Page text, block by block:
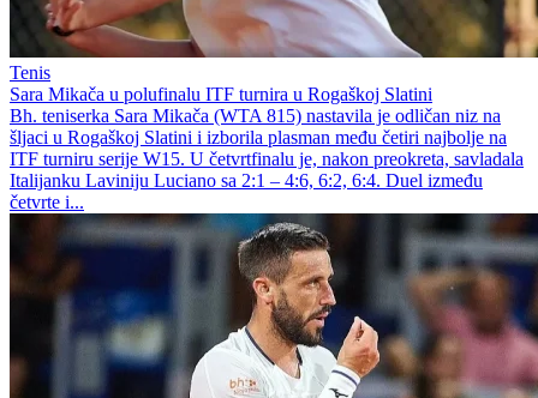
Tenis
Sara Mikača u polufinalu ITF turnira u Rogaškoj Slatini
Bh. teniserka Sara Mikača (WTA 815) nastavila je odličan niz na
šljaci u Rogaškoj Slatini i izborila plasman među četiri najbolje na
ITF turniru serije W15. U četvrtfinalu je, nakon preokreta, savladala
Italijanku Laviniju Luciano sa 2:1 – 4:6, 6:2, 6:4. Duel između
četvrte i...